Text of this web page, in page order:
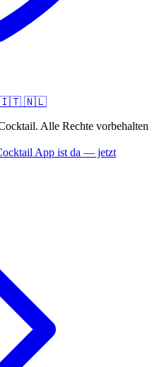
🇳🇱
Alle Rechte vorbehalten
App ist da — jetzt